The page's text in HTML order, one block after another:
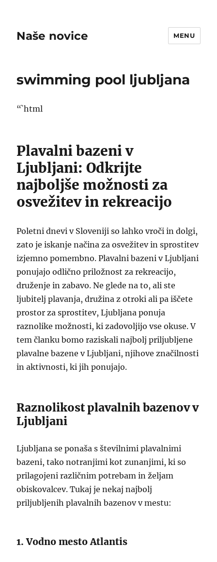
Naše novice MENU
swimming pool ljubljana
“`html
Plavalni bazeni v
Ljubljani: Odkrijte
najboljše možnosti za
osvežitev in rekreacijo
Poletni dnevi v Sloveniji so lahko vroči in dolgi,
zato je iskanje načina za osvežitev in sprostitev
izjemno pomembno. Plavalni bazeni v Ljubljani
ponujajo odlično priložnost za rekreacijo,
druženje in zabavo. Ne glede na to, ali ste
ljubitelj plavanja, družina z otroki ali pa iščete
prostor za sprostitev, Ljubljana ponuja
raznolike možnosti, ki zadovoljijo vse okuse. V
tem članku bomo raziskali najbolj priljubljene
plavalne bazene v Ljubljani, njihove značilnosti
in aktivnosti, ki jih ponujajo.
Raznolikost plavalnih bazenov v
Ljubljani
Ljubljana se ponaša s številnimi plavalnimi
bazeni, tako notranjimi kot zunanjimi, ki so
prilagojeni različnim potrebam in željam
obiskovalcev. Tukaj je nekaj najbolj
priljubljenih plavalnih bazenov v mestu:
1. Vodno mesto Atlantis